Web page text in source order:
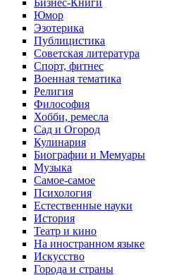
Юмор
Эзотерика
Публицистика
Советская литература
Спорт, фитнес
Военная тематика
Религия
Философия
Хобби, ремесла
Сад и Огород
Кулинария
Биографии и Мемуары
Музыка
Самое-самое
Психология
Естественные науки
История
Театр и кино
На иностранном языке
Искусство
Города и страны